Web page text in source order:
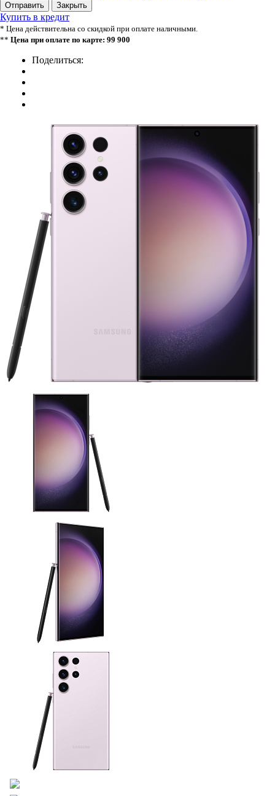
Отправить Закрыть
Купить в кредит
* Цена действительна со скидкой при оплате наличными.
** Цена при оплате по карте: 99 900
Поделиться: